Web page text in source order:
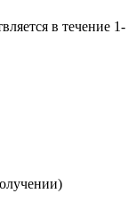
в течение 1-